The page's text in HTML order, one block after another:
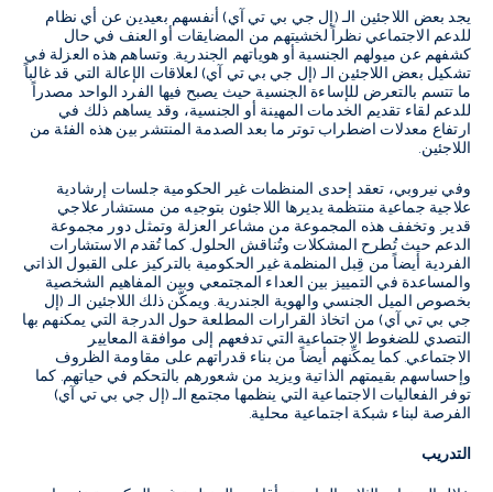
يجد بعض اللاجئين الـ (إل جي بي تي آي) أنفسهم بعيدين عن أي نظام
للدعم الاجتماعي نظراً لخشيتهم من المضايقات أو العنف في حال
كشفهم عن ميولهم الجنسية أو هوياتهم الجندرية. وتساهم هذه العزلة في
تشكيل بعض اللاجئين الـ (إل جي بي تي آي) لعلاقات الإعالة التي قد غالباً
ما تتسم بالتعرض للإساءة الجنسية حيث يصبح فيها الفرد الواحد مصدراً
للدعم لقاء تقديم الخدمات المهينة أو الجنسية، وقد يساهم ذلك في
ارتفاع معدلات اضطراب توتر ما بعد الصدمة المنتشر بين هذه الفئة من
اللاجئين.
وفي نيروبي، تعقد إحدى المنظمات غير الحكومية جلسات إرشادية
علاجية جماعية منتظمة يديرها اللاجئون بتوجيه من مستشار علاجي
قدير. وتخفف هذه المجموعة من مشاعر العزلة وتمثل دور مجموعة
الدعم حيث تُطرح المشكلات وتُناقش الحلول. كما تُقدم الاستشارات
الفردية أيضاً من قِبل المنظمة غير الحكومية بالتركيز على القبول الذاتي
والمساعدة في التمييز بين العداء المجتمعي وبين المفاهيم الشخصية
بخصوص الميل الجنسي والهوية الجندرية. ويمكّن ذلك اللاجئين الـ (إل
جي بي تي آي) من اتخاذ القرارات المطلعة حول الدرجة التي يمكنهم بها
التصدي للضغوط الاجتماعية التي تدفعهم إلى موافقة المعايير
الاجتماعي. كما يمكِّنهم أيضاً من بناء قدراتهم على مقاومة الظروف
وإحساسهم بقيمتهم الذاتية ويزيد من شعورهم بالتحكم في حياتهم. كما
توفر الفعاليات الاجتماعية التي ينظمها مجتمع الـ (إل جي بي تي آي)
الفرصة لبناء شبكة اجتماعية محلية.
التدريب